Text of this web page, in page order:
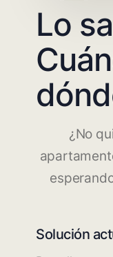
Lo
¿No
Solución